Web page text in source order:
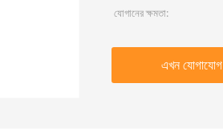
যোগানের ক্ষমতা:
এখন যোগাযোগ